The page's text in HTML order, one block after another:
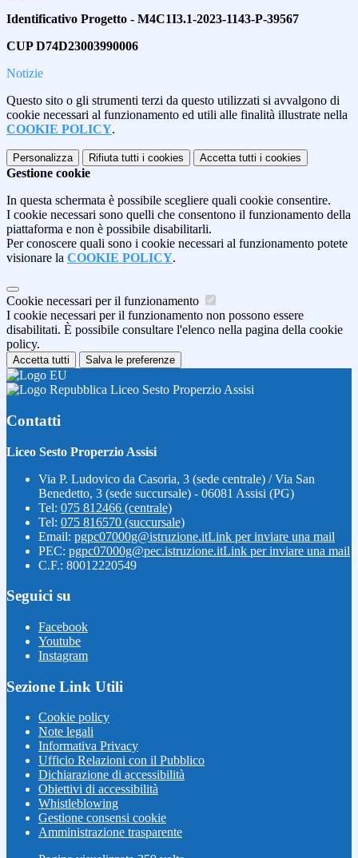
Identificativo Progetto - M4C1I3.1-2023-1143-P-39567
CUP D74D23003990006
Notizie
Questo sito o gli strumenti terzi da questo utilizzati si avvalgono di
cookie necessari al funzionamento ed utili alle finalità illustrate nella
COOKIE POLICY.
Personalizza Rifiuta tutti i cookies Accetta tutti i cookies
Gestione cookie
In questa schermata è possibile scegliere quali cookie consentire.
I cookie necessari sono quelli che consentono il funzionamento della
piattaforma e non è possibile disabilitarli.
Per conoscere quali sono i cookie necessari al funzionamento potete
visionare la COOKIE POLICY.
Cookie necessari per il funzionamento
I cookie necessari per il funzionamento non possono essere
disabilitati. È possibile consultare l'elenco nella pagina della cookie
policy.
Accetta tutti Salva le preferenze
Liceo Sesto Properzio Assisi
Contatti
Liceo Sesto Properzio Assisi
Via P. Ludovico da Casoria, 3 (sede centrale) / Via San
Benedetto, 3 (sede succursale) - 06081 Assisi (PG)
Tel: 075 812466 (centrale)
Tel: 075 816570 (succursale)
Email: pgpc07000g@istruzione.itLink per inviare una mail
PEC: pgpc07000g@pec.istruzione.itLink per inviare una mail
C.F.: 80012220549
Seguici su
Facebook
Youtube
Instagram
Sezione Link Utili
Cookie policy
Note legali
Informativa Privacy
Ufficio Relazioni con il Pubblico
Dichiarazione di accessibilità
Obiettivi di accessibilità
Whistleblowing
Gestione consensi cookie
Amministrazione trasparente